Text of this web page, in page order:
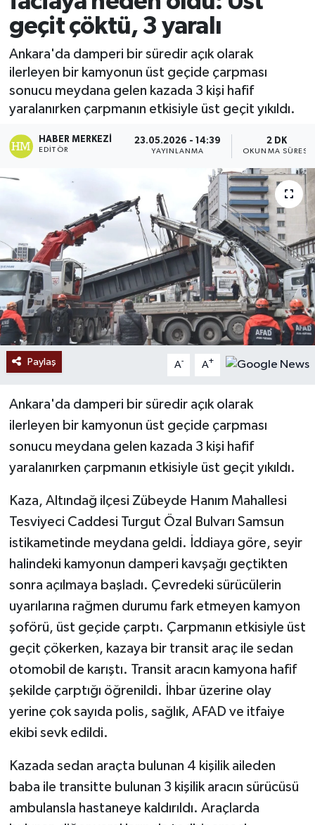
geçit çöktü, 3 yaralı
Ankara'da damperi bir süredir açık olarak
ilerleyen bir kamyonun üst geçide çarpması
sonucu meydana gelen kazada 3 kişi hafif
yaralanırken çarpmanın etkisiyle üst geçit yıkıldı.
HABER MERKEZI
EDITÖR
23.05.2026 - 14:39
YAYINLANMA
2 DK
OKUNMA SÜRESI
Paylaş A- A+
Ankara'da damperi bir süredir açık olarak
ilerleyen bir kamyonun üst geçide çarpması
sonucu meydana gelen kazada 3 kişi hafif
yaralanırken çarpmanın etkisiyle üst geçit yıkıldı.
Kaza, Altındağ ilçesi Zübeyde Hanım Mahallesi
Tesviyeci Caddesi Turgut Özal Bulvarı Samsun
istikametinde meydana geldi. İddiaya göre, seyir
halindeki kamyonun damperi kavşağı geçtikten
sonra açılmaya başladı. Çevredeki sürücülerin
uyarılarına rağmen durumu fark etmeyen kamyon
şoförü, üst geçide çarptı. Çarpmanın etkisiyle üst
geçit çökerken, kazaya bir transit araç ile sedan
otomobil de karıştı. Transit aracın kamyona hafif
şekilde çarptığı öğrenildi. İhbar üzerine olay
yerine çok sayıda polis, sağlık, AFAD ve itfaiye
ekibi sevk edildi.
Kazada sedan araçta bulunan 4 kişilik aileden
baba ile transitte bulunan 3 kişilik aracın sürücüsü
ambulansla hastaneye kaldırıldı. Araçlarda
Ekonomi
Sağlık
Tokat Haber